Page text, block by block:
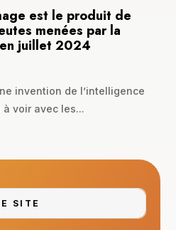
est le produit de
menées par la
juillet 2024
invention de l’intelligence
à voir avec les...